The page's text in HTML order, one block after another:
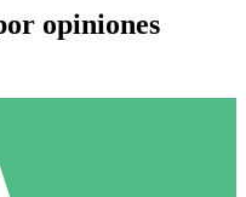
opiniones